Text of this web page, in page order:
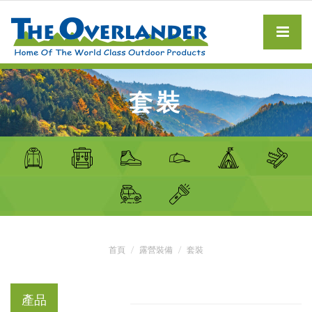
套裝
首頁 露營裝備 套裝
產品